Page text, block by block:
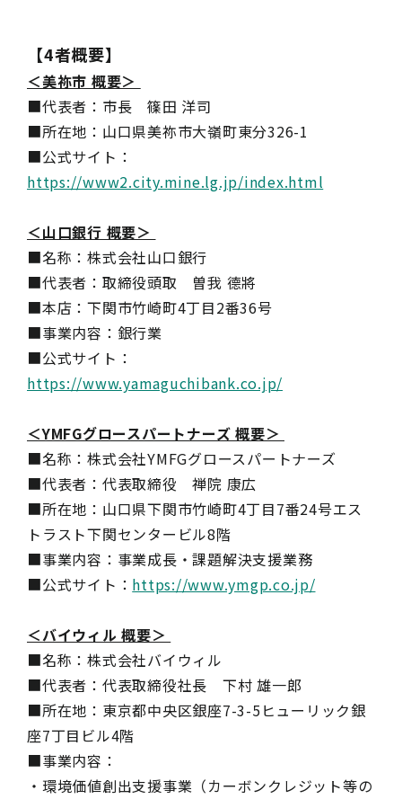
【4者概要】
＜美祢市 概要＞
■代表者：市長 篠田 洋司
■所在地：山口県美祢市大嶺町東分326-1
■公式サイト：
https://www2.city.mine.lg.jp/index.html
＜山口銀行 概要＞
■名称：株式会社山口銀行
■代表者：取締役頭取 曽我 德將
■本店：下関市竹崎町4丁目2番36号
■事業内容：銀行業
■公式サイト：
https://www.yamaguchibank.co.jp/
＜YMFGグロースパートナーズ 概要＞
■名称：株式会社YMFGグロースパートナーズ
■代表者：代表取締役 禅院 康広
■所在地：山口県下関市竹崎町4丁目7番24号エス
トラスト下関センタービル8階
■事業内容：​​事業成長・課題解決支援業務​​​​ ​​
■公式サイト： https://www.ymgp.co.jp/
＜バイウィル 概要＞
■名称：株式会社バイウィル
■代表者：代表取締役社長 下村 雄一郎
■所在地：東京都中央区銀座7-3-5ヒューリック銀
座7丁目ビル4階
■事業内容：
・環境価値創出支援事業（カーボンクレジット等の